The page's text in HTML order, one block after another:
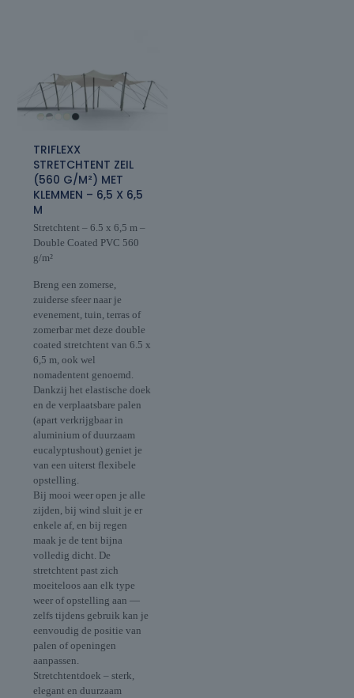
TRIFLEXX
STRETCHTENT ZEIL
(560 G/M²) MET
KLEMMEN – 6,5 X 6,5
M
Stretchtent – 6.5 x 6,5 m –
Double Coated PVC 560
g/m²
Breng een zomerse,
zuiderse sfeer naar je
evenement, tuin, terras of
zomerbar met deze double
coated stretchtent van 6.5 x
6,5 m, ook wel
nomadentent genoemd.
Dankzij het elastische doek
en de verplaatsbare palen
(apart verkrijgbaar in
aluminium of duurzaam
eucalyptushout) geniet je
van een uiterst flexibele
opstelling.
Bij mooi weer open je alle
zijden, bij wind sluit je er
enkele af, en bij regen
maak je de tent bijna
volledig dicht. De
stretchtent past zich
moeiteloos aan elk type
weer of opstelling aan —
zelfs tijdens gebruik kan je
eenvoudig de positie van
palen of openingen
aanpassen.
Stretchtentdoek – sterk,
elegant en duurzaam